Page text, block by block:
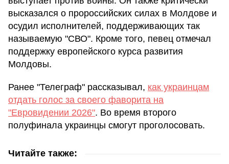
высказался о пророссийских силах в Молдове и
осудил исполнителей, поддерживающих так
называемую "СВО". Кроме того, певец отмечал
поддержку европейского курса развития
Молдовы.
Ранее "Телеграф" рассказывал, как украинцам
отдать голос за своего фаворита на
"Евровидении 2026". Во время второго
полуфинала украинцы смогут проголосовать.
Читайте также: